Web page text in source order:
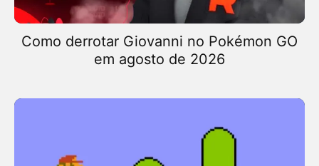
Como derrotar Giovanni no Pokémon GO
em agosto de 2026